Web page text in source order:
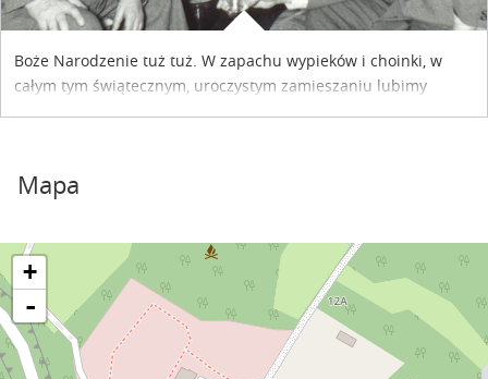
Boże Narodzenie tuż tuż. W zapachu wypieków i choinki, w
całym tym świątecznym, uroczystym zamieszaniu lubimy
Rynku Usiąść w Kazimierzu.
Mapa
+
-